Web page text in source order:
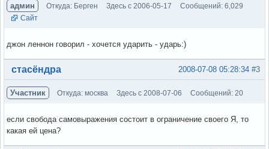
админ Откуда: Берген Здесь с 2006-05-17
Сообщений: 6,029
Сайт
джон леннон говорил - хочется ударить - ударь:)
Вне форума #3
2008-07-08 05:28:34
стасёндра
Участник Откуда: москва Здесь с 2008-07-06 Сообщений: 20
если свобода самовыражения состоит в ограничение своего Я, то
какая ей цена?